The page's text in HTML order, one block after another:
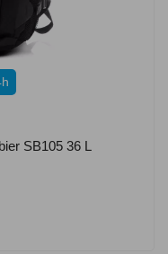
SB105 36 L